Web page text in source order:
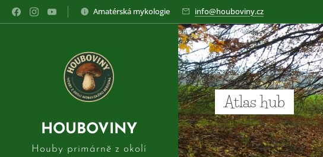
Amatérská mykologie info@houboviny.cz
HOUBOVINY
Houby primárně z okolí
Atlas hub